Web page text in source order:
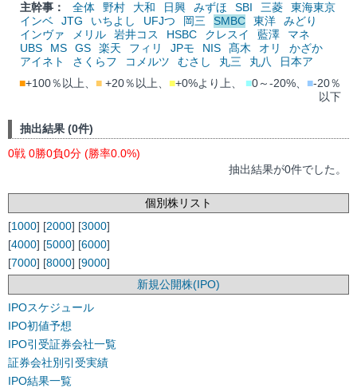
主幹事：
全体 野村 大和 日興 みずほ SBI 三菱
東海東京
インベ
JTG いちよし UFJつ 岡三 SMBC 東洋
みどり
インヴァ
メリル 岩井コス HSBC クレスイ 藍澤
マネ
UBS
MS GS 楽天 フィリ JPモ NIS 髙木 オリ
かざか
アイネト
さくらフ コメルツ むさし 丸三 丸八
日本ア
■+100％以上、 ■ +20％以上、 ■+0%より上、 ■0～-20%、 ■-20％
以下
抽出結果 (0件)
0戦 0勝0負0分 (勝率0.0%)
抽出結果が0件でした。
個別株リスト
[1000] [2000] [3000]
[4000] [5000] [6000]
[7000] [8000] [9000]
新規公開株(IPO)
IPOスケジュール
IPO初値予想
IPO引受証券会社一覧
証券会社別引受実績
IPO結果一覧